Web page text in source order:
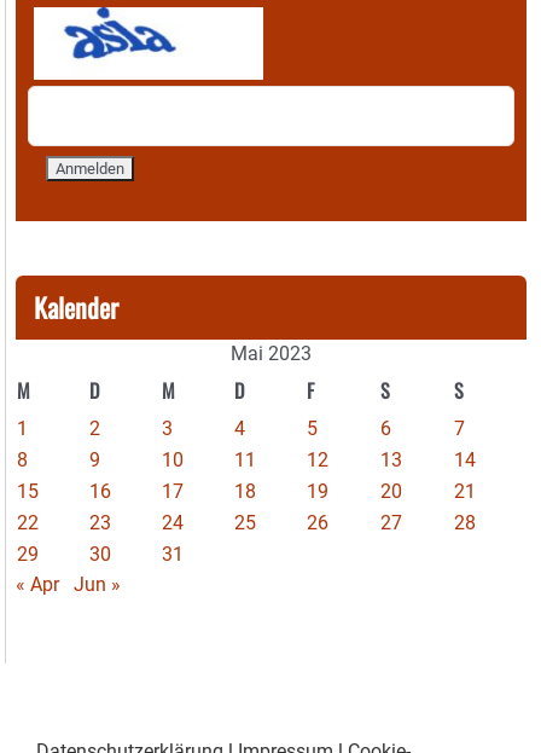
Kalender
Mai 2023
M D M D F S S
1 2 3 4 5 6
7
8
9 10 11 12 13
14
15
16 17 18 19 20
21
22
23 24 25 26 27
28
29
30
31
« Apr
Jun »